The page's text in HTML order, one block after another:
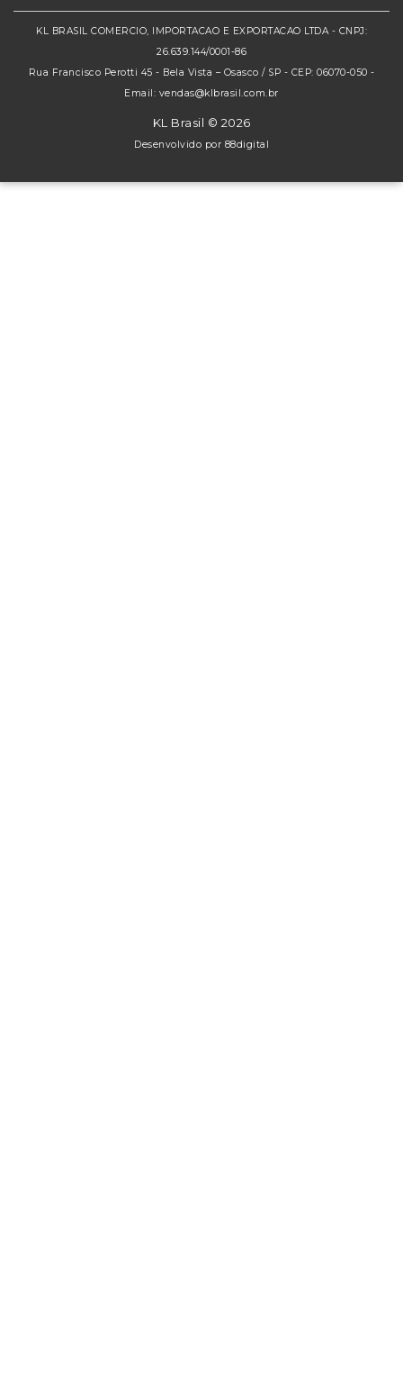
KL BRASIL COMERCIO, IMPORTACAO E EXPORTACAO LTDA - CNPJ:
26.639.144/0001-86
Rua Francisco Perotti 45 - Bela Vista – Osasco / SP - CEP: 06070-050 -
Email: vendas@klbrasil.com.br
KL Brasil © 2026
Desenvolvido por 88digital